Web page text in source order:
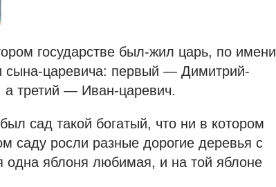
государстве был-жил царь, по имени
сына-царевича: первый — Димитрий-
третий — Иван-царевич.
сад такой богатый, что ни в котором
саду росли разные дорогие деревья с
яблоня любимая, и на той яблоне